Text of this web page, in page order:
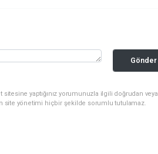
Gönder
yaptığınız yorumunuzla ilgili doğrudan veya
site yönetimi hiçbir şekilde sorumlu tutulamaz.